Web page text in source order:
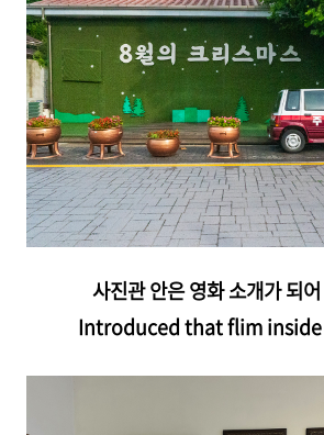
사진관 안은 영화 소개가 되
Introduced that flim